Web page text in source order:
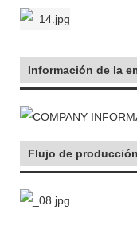
Información de la
Flujo de producción